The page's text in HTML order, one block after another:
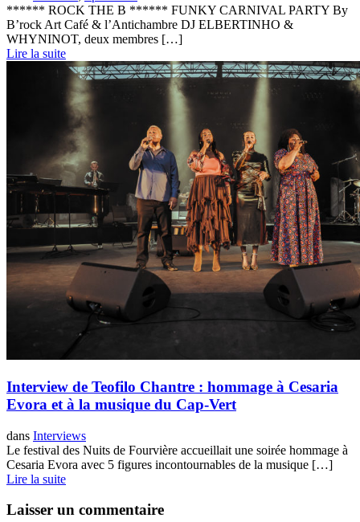
****** ROCK THE B ****** FUNKY CARNIVAL PARTY By
B’rock Art Café & l’Antichambre DJ ELBERTINHO &
WHYNINOT, deux membres […]
Lire la suite
Interview de Teofilo Chantre : hommage à Cesaria
Evora et à la musique du Cap-Vert
dans Interviews
Le festival des Nuits de Fourvière accueillait une soirée hommage à
Cesaria Evora avec 5 figures incontournables de la musique […]
Lire la suite
Laisser un commentaire